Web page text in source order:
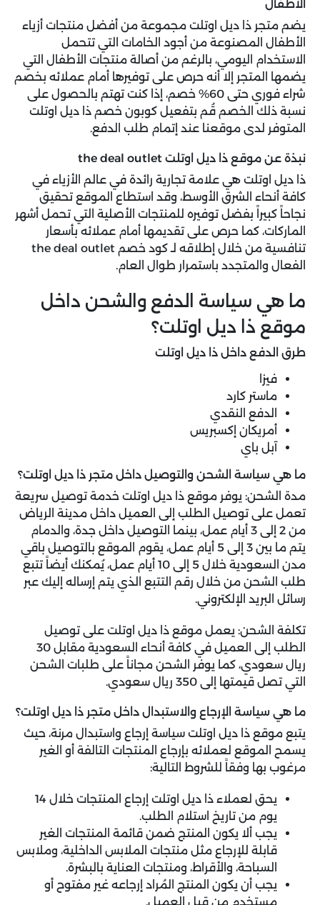
الأطفال
يضم متجر ذا ديل اوتلت مجموعة من أفضل منتجات أزياء
الأطفال المصنوعة من أجود الخامات التي تتحمل
الاستخدام اليومي، بالرغم من أصالة منتجات الأطفال التي
يضمها المتجر إلا أنه حرص على توفيرها أمام عملائه بخصم
شراء فوري حتى 60% خصم، إذا كنت تهتم بالحصول على
نسبة ذلك الخصم قُم بتفعيل كوبون خصم ذا ديل اوتلت
المتوفر لدى موقعنا عند إتمام طلب الدفع.
نبذة عن موقع ذا ديل اوتلت the deal outlet
ذا ديل اوتلت هي علامة تجارية رائدة في عالم الأزياء في
كافة أنحاء الشرق الأوسط، وقد استطاع الموقع تحقيق
نجاحاً كبيراً بفضل توفيره للمنتجات الأصلية التي تحمل أشهر
الماركات، كما حرص على تقديمها أمام عملائه بأسعار
تنافسية من خلال إطلاقه لـ كود خصم the deal outlet
الفعال والمتجدد باستمرار طوال العام.
ما هي سياسة الدفع والشحن داخل
موقع ذا ديل اوتلت؟
طرق الدفع داخل ذا ديل اوتلت
فيزا
ماستر كارد
الدفع النقدي
أمريكان إكسبريس
آبل باي
ما هي سياسة الشحن والتوصيل داخل متجر ذا ديل اوتلت؟
مدة الشحن: يوفر موقع ذا ديل اوتلت خدمة توصيل سريعة
تعمل على توصيل الطلب إلى العميل داخل مدينة الرياض
من 2 إلى 3 أيام عمل، بينما التوصيل داخل جدة، والدمام
يتم ما بين 3 إلى 5 أيام عمل، يقوم الموقع بالتوصيل باقي
مدن السعودية خلال 5 إلى 10 أيام عمل، يُمكنك أيضاً تتبع
طلب الشحن من خلال رقم التتبع الذي يتم إرساله إليك عبر
رسائل البريد الإلكتروني.
تكلفة الشحن: يعمل موقع ذا ديل اوتلت على توصيل
الطلب إلى العميل في كافة أنحاء السعودية مقابل 30
ريال سعودي، كما يوفر الشحن مجاناً على طلبات الشحن
التي تصل قيمتها إلى 350 ريال سعودي.
ما هي سياسة الإرجاع والاستبدال داخل متجر ذا ديل اوتلت؟
يتبع موقع ذا ديل اوتلت سياسة إرجاع واستبدال مرنة، حيث
يسمح الموقع لعملائه بإرجاع المنتجات التالفة أو الغير
مرغوب بها وفقاً للشروط التالية:
يحق لعملاء ذا ديل اوتلت إرجاع المنتجات خلال 14
يوم من تاريخ استلام الطلب.
يجب ألا يكون المنتج ضمن قائمة المنتجات الغير
قابلة للإرجاع مثل منتجات الملابس الداخلية، وملابس
السباحة، والأقراط، ومنتجات العناية بالبشرة.
يجب أن يكون المنتج المُراد إرجاعه غير مفتوح أو
مستخدم من قبل العميل.